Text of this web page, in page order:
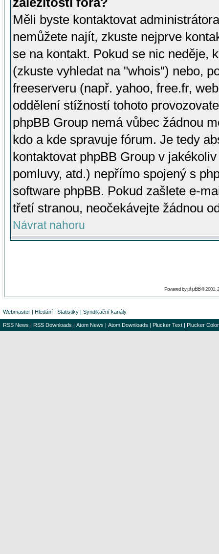
Měli byste kontaktovat
nemůžete najít, zkuste nejprve
se na kontakt. Pokud se nic neděje,
(zkuste vyhledat na "whois") nebo,
freeserveru (např. yahoo, free.fr,
oddělení stížností tohoto
phpBB Group nemá vůbec žádnou
kdo a kde spravuje fórum. Je tedy
kontaktovat phpBB Group v
pomluvy, atd.) nepřímo spojený s
software phpBB. Pokud zašlete e-
třetí stranou, neočekávejte žádnou
Návrat nahoru
Powered byphpBB© 2001,
Webmaster | Hledání | Statistiky | Syndikační kanály
RSS News | RSS Downloads | Atom News | Atom Downloads | Plucker Text | Plucker Color